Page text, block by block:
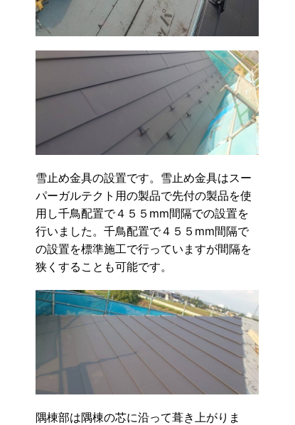
雪止め金具の設置です。雪止め金具はスー
パーガルテクト用の製品で先付の製品を使
用し千鳥配置で４５５mm間隔での設置を
行いました。千鳥配置で４５５mm間隔で
の設置を標準施工で行っていますが間隔を
狭くすることも可能です。
隅棟部は隅棟の芯に沿って葺き上がりま